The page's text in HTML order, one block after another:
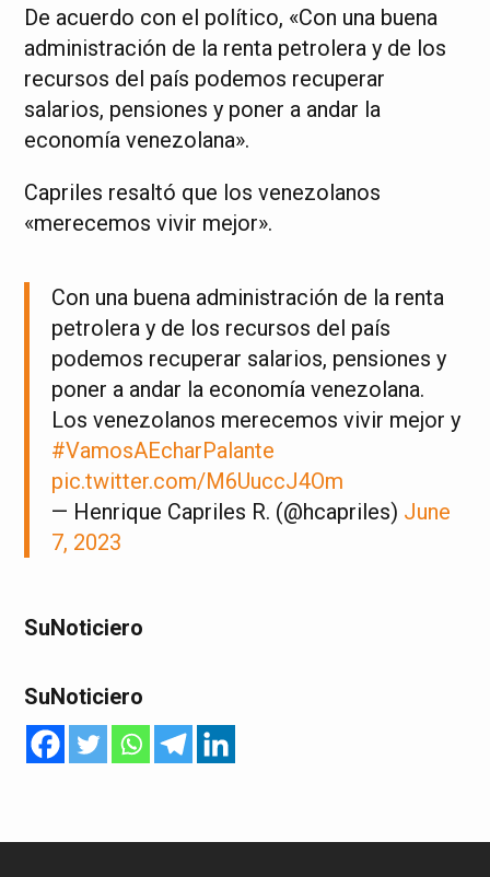
De acuerdo con el político, «Con una buena
administración de la renta petrolera y de los
recursos del país podemos recuperar
salarios, pensiones y poner a andar la
economía venezolana».
Capriles resaltó que los venezolanos
«merecemos vivir mejor».
Con una buena administración de la renta
petrolera y de los recursos del país
podemos recuperar salarios, pensiones y
poner a andar la economía venezolana.
Los venezolanos merecemos vivir mejor y
#VamosAEcharPalante
pic.twitter.com/M6UuccJ4Om
— Henrique Capriles R. (@hcapriles) June
7, 2023
SuNoticiero
SuNoticiero